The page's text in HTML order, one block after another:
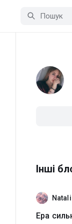
Інші
Ера